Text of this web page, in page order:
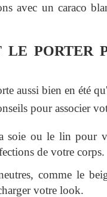
avec un caraco
LE PORTER
aussi bien en été
pour associer
soie ou le lin pour
de votre corps.
comme le
votre look.